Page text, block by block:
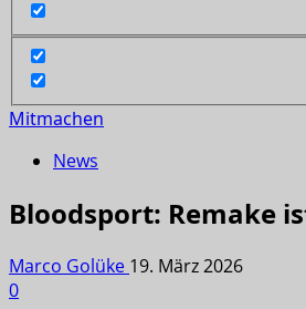
Mitmachen
News
Bloodsport: Remake
Marco Golüke 19. März 2026
0